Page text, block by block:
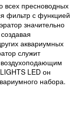
всех пресноводных
фильтр с функцией
значительно
аквариумных
служит
LED он
набора.